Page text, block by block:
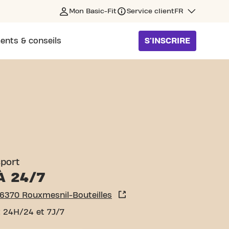
Mon Basic-Fit Service client FR
& conseils S'INSCRIRE
24/7
Rouxmesnil-Bouteilles
24H/24 et 7J/7